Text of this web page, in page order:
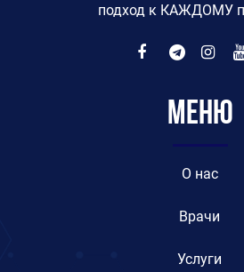
подход к КАЖДОМУ
Меню
O нас
Врачи
Услуги